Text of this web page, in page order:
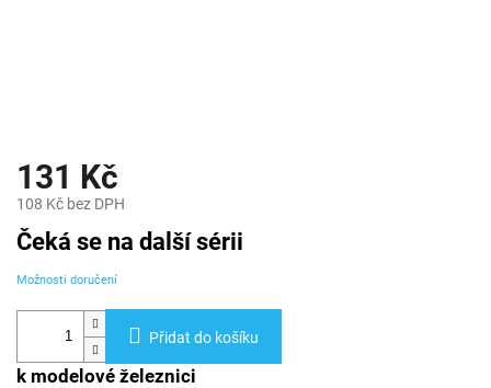
131 Kč
108 Kč bez DPH
Měrná
cena:
Čeká se na další sérii
Možnosti doručení
Přidat do košíku
k modelové železnici